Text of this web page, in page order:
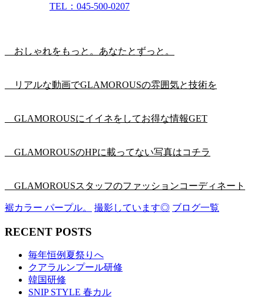
TEL：045-500-0207
おしゃれをもっと。あなたとずっと。
リアルな動画でGLAMOROUSの雰囲気と技術を
GLAMOROUSにイイネをしてお得な情報GET
GLAMOROUSのHPに載ってない写真はコチラ
GLAMOROUSスタッフのファッションコーディネート
裾カラー パープル。 撮影しています◎ ブログ一覧
RECENT POSTS
毎年恒例夏祭りへ
クアラルンプール研修
韓国研修
SNIP STYLE 春カル